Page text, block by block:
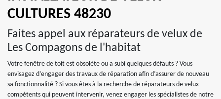
CULTURES 48230
Faites appel aux réparateurs de velux de
Les Compagons de l'habitat
Votre fenêtre de toit est obsolète ou a subi quelques défauts ? Vous
envisagez d’engager des travaux de réparation afin d’assurer de nouveau
sa fonctionnalité ? Si vous êtes à la recherche de réparateurs de velux
compétents qui peuvent intervenir, venez engager les spécialistes de notre